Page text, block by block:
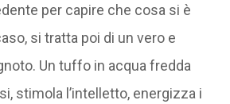
per capire che cosa si è
si tratta poi di un vero e
Un tuffo in acqua fredda
stimola l’intelletto, energizza i